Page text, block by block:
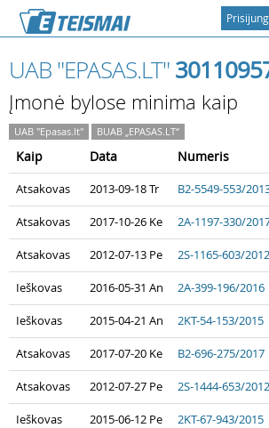
UAB "EPASAS.LT"
Įmonė bylose minima kaip
UAB "Epasas.lt" BUAB „EPASAS.LT“
Kaip Data Numeris
Atsakovas 2013-09-18 Tr B2-5549-553/
Atsakovas 2017-10-26 Ke 2A-1197-330/
Atsakovas 2012-07-13 Pe 2S-1165-603/2012
Ieškovas 2016-05-31 An 2A-399-196/2016
Ieškovas 2015-04-21 An 2KT-54-153/2015
Atsakovas 2017-07-20 Ke B2-696-275/2017
Atsakovas 2012-07-27 Pe 2S-1444-653/2012
Ieškovas 2015-06-12 Pe 2KT-67-943/2015